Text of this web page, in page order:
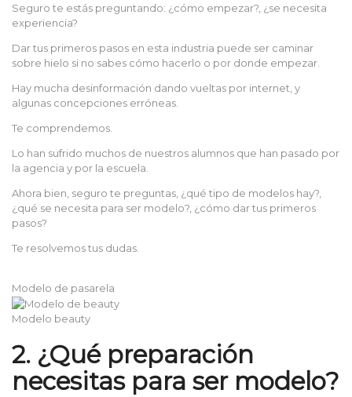
Seguro te estás preguntando: ¿cómo empezar?, ¿se necesita
experiencia?
Dar tus primeros pasos en esta industria puede ser caminar
sobre hielo si no sabes cómo hacerlo o por donde empezar.
Hay mucha desinformación dando vueltas por internet, y
algunas concepciones erróneas.
Te comprendemos.
Lo han sufrido muchos de nuestros alumnos que han pasado por
la agencia y por la escuela.
Ahora bien, seguro te preguntas, ¿qué tipo de modelos hay?,
¿qué se necesita para ser modelo?, ¿cómo dar tus primeros
pasos?
Te resolvemos tus dudas.
Modelo de pasarela
Modelo beauty
2. ¿Qué preparación
necesitas para ser modelo?